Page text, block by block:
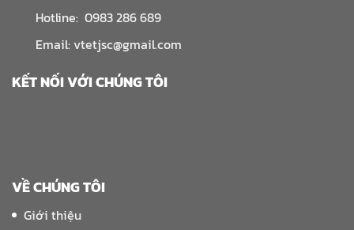
Hotline: 0983 286 689
Email: vtetjsc@gmail.com
KẾT NỐI VỚI CHÚNG TÔI
VỀ CHÚNG TÔI
Giới thiệu